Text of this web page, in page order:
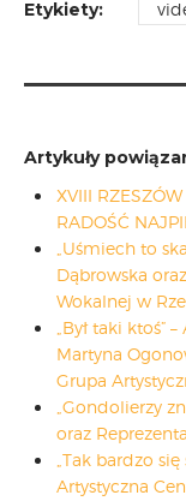
Etykiety:
Artykuły
XVIII
RADOŚĆ
„Uśmiech to
Dąbrowska
Wokalnej w
„Był taki ktoś”
Martyna
Grupa
„Gondolierzy
oraz
„Tak bardzo
Artystyczna